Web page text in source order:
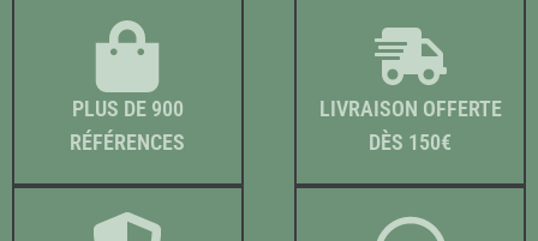
PLUS DE 900
RÉFÉRENCES
LIVRAISON OFFERTE
DÈS 150€